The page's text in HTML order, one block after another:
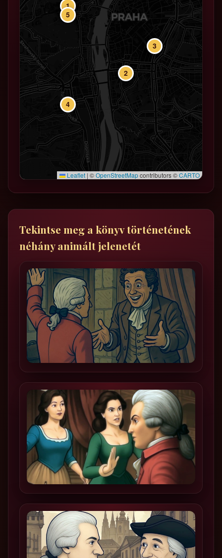
1
2
3
4
5
Leaflet | ©OpenStreetMapcontributors ©CARTO
Tekintse meg a könyv történetének
néhány animált jelenetét